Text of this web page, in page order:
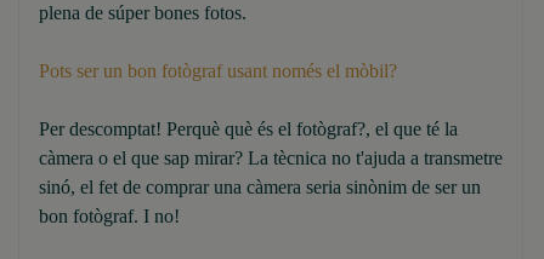
plena de súper bones fotos.
Pots ser un bon fotògraf usant només el mòbil?
Per descomptat! Perquè què és el fotògraf?, el que té la
càmera o el que sap mirar? La tècnica no t'ajuda a transmetre
sinó, el fet de comprar una càmera seria sinònim de ser un
bon fotògraf. I no!